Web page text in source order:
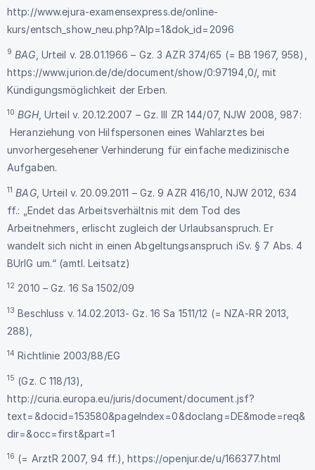
http://www.ejura-examensexpress.de/online-
kurs/entsch_show_neu.php?Alp=1&dok_id=2096
9 BAG , Urteil v. 28.01.1966 – Gz. 3 AZR 374/65 (= BB 1967, 958),
https://www.jurion.de/de/document/show/0:97194,0/, mit
Kündigungsmöglichkeit der Erben.
10 BGH, Urteil v. 20.12.2007 – Gz. III ZR 144/07, NJW 2008, 987:
Heranziehung von Hilfspersonen eines Wahlarztes bei
unvorhergesehener Verhinderung für einfache medizinische
Aufgaben.
11 BAG, Urteil v. 20.09.2011 – Gz. 9 AZR 416/10 , NJW 2012, 634
ff.: „Endet das Arbeitsverhältnis mit dem Tod des
Arbeitnehmers, erlischt zugleich der Urlaubsanspruch. Er
wandelt sich nicht in einen Abgeltungsanspruch iSv. § 7 Abs. 4
BUrlG um.“ (amtl. Leitsatz)
12 2010 – Gz. 16 Sa 1502/09
13 Beschluss v. 14.02.2013- Gz. 16 Sa 1511/12 (= NZA-RR 2013,
288),
14 Richtlinie 2003/88/EG
15 (Gz. C 118/13),
http://curia.europa.eu/juris/document/document.jsf?
text=&docid=153580&pageIndex=0&doclang=DE&mode=req&
dir=&occ=first&part=1
16 (= ArztR 2007, 94 ff.),https://openjur.de/u/166377.html